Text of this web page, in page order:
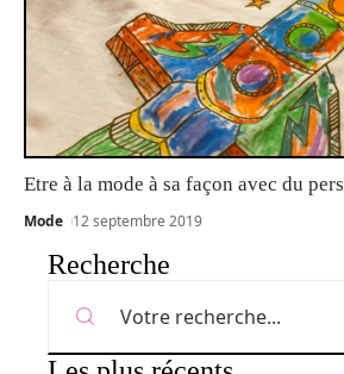
Etre à la mode à sa façon avec du
Mode 12 septembre 2019
Recherche